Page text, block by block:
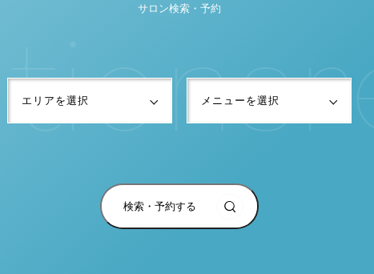
サロン検索・予約
検索・予約する
tionsre